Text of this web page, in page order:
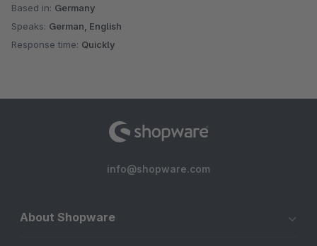
Based in: Germany
Speaks: German, English
Response time: Quickly
info@shopware.com
About Shopware